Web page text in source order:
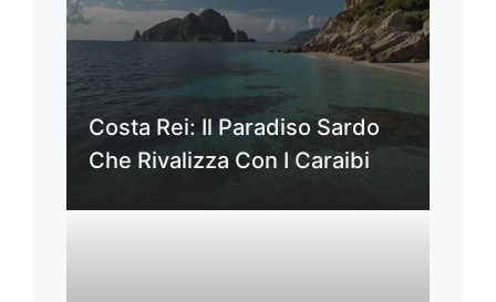
Costa Rei: Il Paradiso Sardo
Che Rivalizza Con I Caraibi